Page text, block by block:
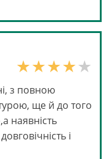
з повною
ще й до того
наявність
і